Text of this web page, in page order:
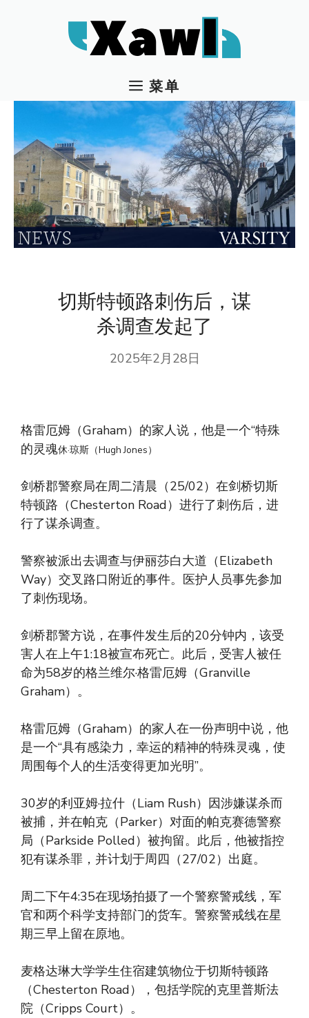
菜单
切斯特顿路刺伤后，谋
杀调查发起了
2025年2月28日
格雷厄姆（Graham）的家人说，他是一个“特殊
的灵魂休·琼斯（Hugh Jones）
剑桥郡警察局在周二清晨（25/02）在剑桥切斯
特顿路（Chesterton Road）进行了刺伤后，进
行了谋杀调查。
警察被派出去调查与伊丽莎白大道（Elizabeth
Way）交叉路口附近的事件。医护人员事先参加
了刺伤现场。
剑桥郡警方说，在事件发生后的20分钟内，该受
害人在上午1:18被宣布死亡。此后，受害人被任
命为58岁的格兰维尔·格雷厄姆（Granville
Graham）。
格雷厄姆（Graham）的家人在一份声明中说，他
是一个“具有感染力，幸运的精神的特殊灵魂，使
周围每个人的生活变得更加光明”。
30岁的利亚姆·拉什（Liam Rush）因涉嫌谋杀而
被捕，并在帕克（Parker）对面的帕克赛德警察
局（Parkside Polled）被拘留。此后，他被指控
犯有谋杀罪，并计划于周四（27/02）出庭。
周二下午4:35在现场拍摄了一个警察警戒线，军
官和两个科学支持部门的货车。警察警戒线在星
期三早上留在原地。
麦格达琳大学学生住宿建筑物位于切斯特顿路
（Chesterton Road），包括学院的克里普斯法
院（Cripps Court）。